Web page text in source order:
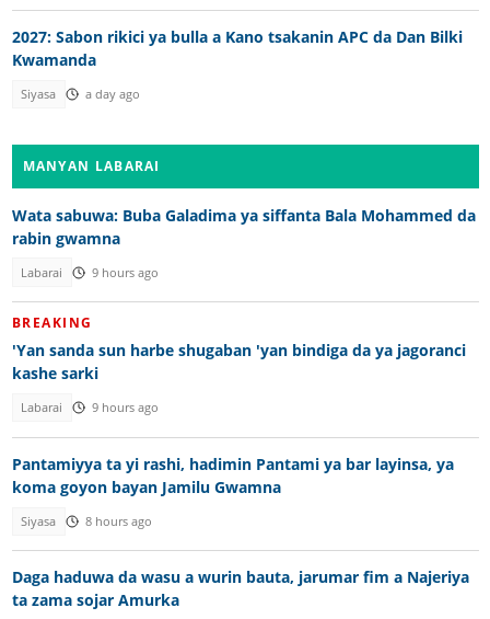
2027: Sabon rikici ya bulla a Kano tsakanin APC da Dan Bilki
Kwamanda
Siyasa a day ago
MANYAN LABARAI
Wata sabuwa: Buba Galadima ya siffanta Bala Mohammed da
rabin gwamna
Labarai 9 hours ago
BREAKING
'Yan sanda sun harbe shugaban 'yan bindiga da ya jagoranci
kashe sarki
Labarai 9 hours ago
Pantamiyya ta yi rashi, hadimin Pantami ya bar layinsa, ya
koma goyon bayan Jamilu Gwamna
Siyasa 8 hours ago
Daga haduwa da wasu a wurin bauta, jarumar fim a Najeriya
ta zama sojar Amurka